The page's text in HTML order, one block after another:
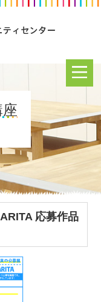
応募作品